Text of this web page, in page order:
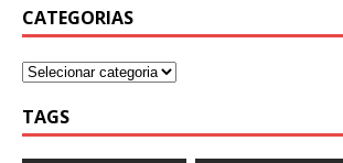
CATEGORIAS
TAGS